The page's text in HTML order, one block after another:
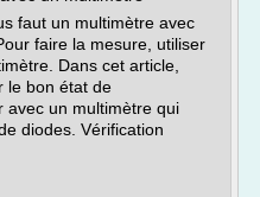
faut un multimètre avec
faire la mesure, utiliser
Dans cet article,
le bon état de
avec un multimètre qui
diodes. Vérification